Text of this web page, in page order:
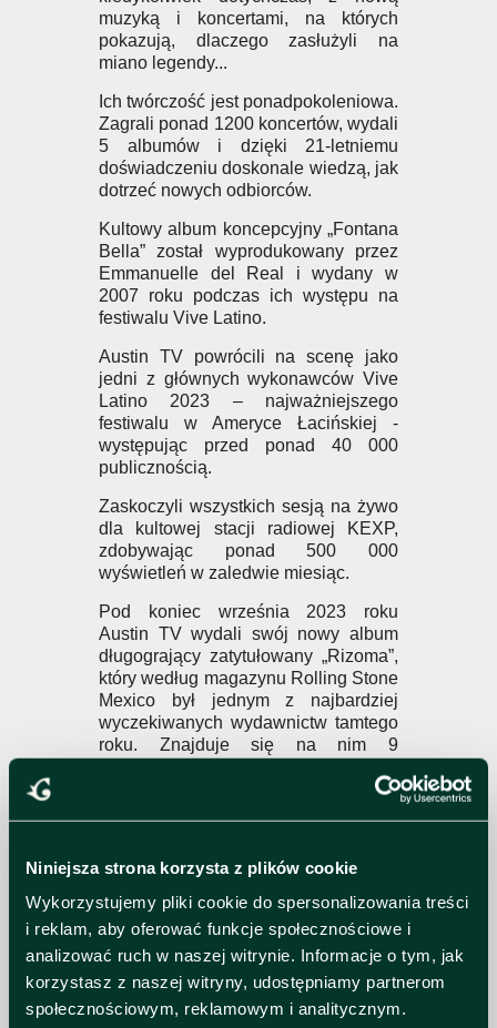
Niniejsza strona korzysta z plików cookie
Wykorzystujemy pliki cookie do spersonalizowania treści
i reklam, aby oferować funkcje społecznościowe i
analizować ruch w naszej witrynie. Informacje o tym, jak
korzystasz z naszej witryny, udostępniamy partnerom
społecznościowym, reklamowym i analitycznym.
muzyką i koncertami, na których
pokazują, dlaczego zasłużyli na
miano legendy...
Ich twórczość jest ponadpokoleniowa.
Zagrali ponad 1200 koncertów, wydali
5 albumów i dzięki 21-letniemu
doświadczeniu doskonale wiedzą, jak
dotrzeć nowych odbiorców.
Kultowy album koncepcyjny „Fontana
Bella” został wyprodukowany przez
Emmanuelle del Real i wydany w
2007 roku podczas ich występu na
festiwalu Vive Latino.
Austin TV powrócili na scenę jako
jedni z głównych wykonawców Vive
Latino 2023 – najważniejszego
festiwalu w Ameryce Łacińskiej -
występując przed ponad 40 000
publicznością.
Zaskoczyli wszystkich sesją na żywo
dla kultowej stacji radiowej KEXP,
zdobywając ponad 500 000
wyświetleń w zaledwie miesiąc.
Pod koniec września 2023 roku
Austin TV wydali swój nowy album
długogrający zatytułowany „Rizoma”,
który według magazynu Rolling Stone
Mexico był jednym z najbardziej
wyczekiwanych wydawnictw tamtego
roku. Znajduje się na nim 9
w całości na żywo w Estudios
które w 2026 roku wraca z nowym,
mocniejszymmateriałem. Ich trzeci
album, "Yes. And I Would Do It Again"
(premiera 14.04), to zapis ewolucji
zespołu w stronę surowszego i
bardziej bezpośredniego brzmienia.